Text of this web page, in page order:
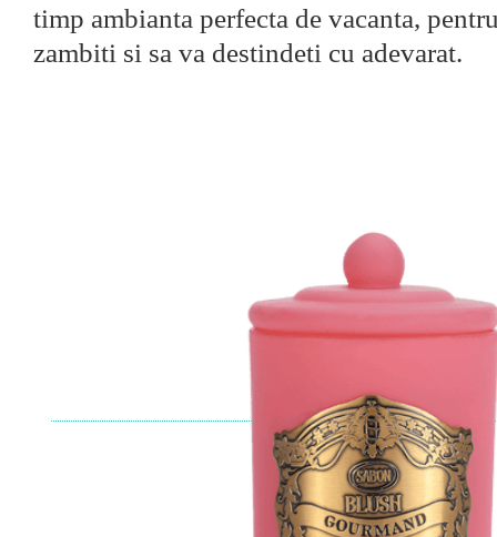
timp ambianta perfecta de vacanta,
zambiti si sa va destindeti cu adevarat.